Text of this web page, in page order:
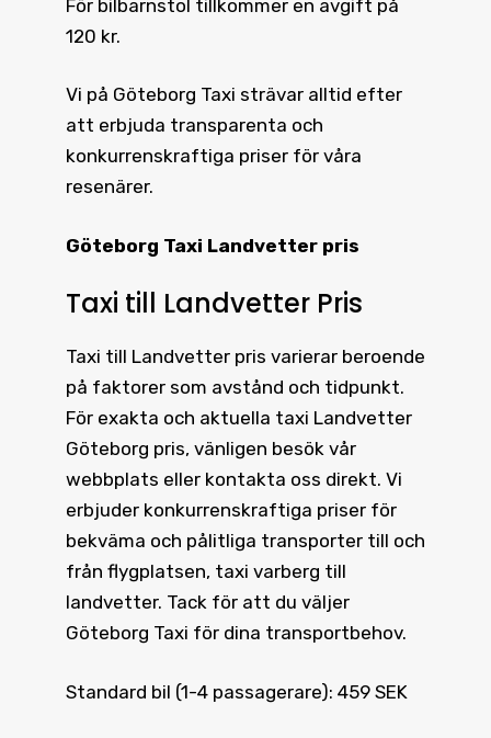
För bilbarnstol tillkommer en avgift på
120 kr.
Vi på Göteborg Taxi strävar alltid efter
att erbjuda transparenta och
konkurrenskraftiga priser för våra
resenärer.
Göteborg Taxi Landvetter pris
Taxi till Landvetter Pris
Taxi till Landvetter pris varierar beroende
på faktorer som avstånd och tidpunkt.
För exakta och aktuella taxi Landvetter
Göteborg pris, vänligen besök vår
webbplats eller kontakta oss direkt. Vi
erbjuder konkurrenskraftiga priser för
bekväma och pålitliga transporter till och
från flygplatsen, taxi varberg till
landvetter. Tack för att du väljer
Göteborg Taxi för dina transportbehov.
Standard bil (1-4 passagerare): 459 SEK